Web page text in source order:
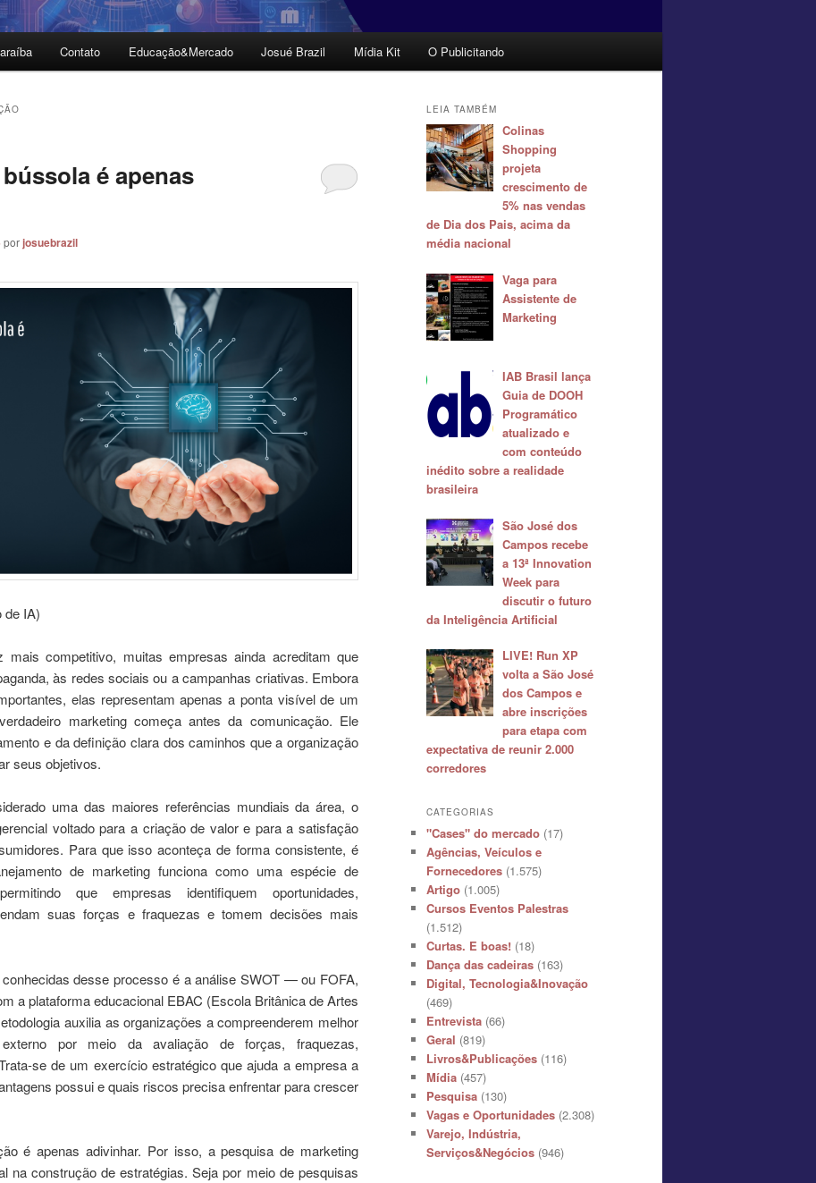
Contato Educação&Mercado Josué Brazil Mídia Kit O Publicitando
é apenas
porjosuebrazil
de IA)
competitivo, muitas empresas ainda acreditam que
às redes sociais ou a campanhas criativas. Embora
elas representam apenas a ponta visível de um
marketing começa antes da comunicação. Ele
e da definição clara dos caminhos que a organização
seus objetivos.
uma das maiores referências mundiais da área, o
voltado para a criação de valor e para a satisfação
Para que isso aconteça de forma consistente, é
de marketing funciona como uma espécie de
que empresas identifiquem oportunidades,
suas forças e fraquezas e tomem decisões mais
desse processo é a análise SWOT — ou FOFA,
a plataforma educacional EBAC (Escola Britânica de Artes
auxilia as organizações a compreenderem melhor
por meio da avaliação de forças, fraquezas,
se de um exercício estratégico que ajuda a empresa a
possui e quais riscos precisa enfrentar para crescer
é apenas adivinhar. Por isso, a pesquisa de marketing
na construção de estratégias. Seja por meio de pesquisas
LEIA TAMBÉM
Colinas
Shopping
projeta
crescimento de
5% nas vendas
de Dia dos Pais, acima da
média nacional
Vaga para
Assistente de
Marketing
IAB Brasil lança
Guia de DOOH
Programático
atualizado e
com conteúdo
inédito sobre a realidade
brasileira
São José dos
Campos recebe
a 13ª Innovation
Week para
discutir o futuro
da Inteligência Artificial
LIVE! Run XP
volta a São José
dos Campos e
abre inscrições
para etapa com
expectativa de reunir 2.000
corredores
CATEGORIAS
"Cases" do mercado (17)
Agências, Veículos e
Fornecedores (1.575)
Artigo (1.005)
Cursos Eventos Palestras
(1.512)
Curtas. E boas! (18)
Dança das cadeiras (163)
Digital, Tecnologia&Inovação
(469)
Entrevista (66)
Geral (819)
Livros&Publicações (116)
Mídia (457)
Pesquisa (130)
Vagas e Oportunidades (2.308)
Varejo, Indústria,
Serviços&Negócios (946)